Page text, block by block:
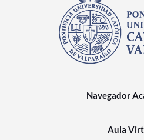
Navegador
Aula